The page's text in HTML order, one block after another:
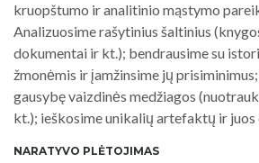
kruopštumo ir analitinio mąstymo
Analizuosime rašytinius šaltinius
dokumentai ir kt.); bendrausime su
žmonėmis ir įamžinsime jų
gausybę vaizdinės medžiagos
kt.); ieškosime unikalių artefaktų ir
NARATYVO PLĖTOJIMAS